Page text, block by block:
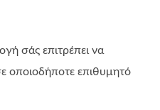
σάς επιτρέπει να
οποιοδήποτε επιθυμητό